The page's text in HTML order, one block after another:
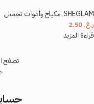
SHEGLAM
, مكياج وأدوات تجميل
ر.ع.
قراءة المزيد
تصفح